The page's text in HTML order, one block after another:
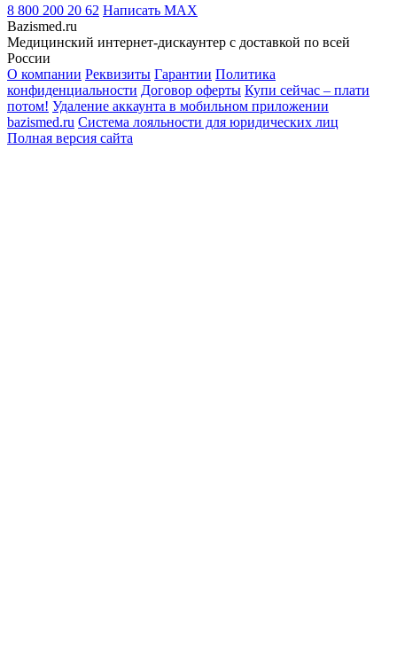
8 800 200 20 62 Написать MAX
Bazismed.ru
Медицинский интернет-дискаунтер с доставкой по всей
России
О компании Реквизиты Гарантии Политика
конфиденциальности Договор оферты Купи сейчас – плати
потом! Удаление аккаунта в мобильном приложении
bazismed.ru Система лояльности для юридических лиц
Полная версия сайта